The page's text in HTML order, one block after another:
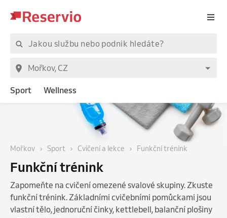
Sport Wellness
Mořkov Sport Cvičení a lekce Funkční trénink
Funkční trénink
Zapomeňte na cvičení omezené svalové skupiny. Zkuste
funkční trénink. Základními cvičebními pomůckami jsou
vlastní tělo, jednoruční činky, kettlebell, balanční plošiny